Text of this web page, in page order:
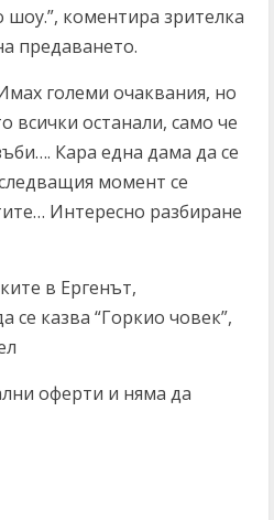
коментира зрителка
предаването.
големи очаквания, но
всички останали, само че
Кара една дама да се
момент се
Интересно разбиране
в Ергенът,
се казва “Горкио човек”,
оферти и няма да